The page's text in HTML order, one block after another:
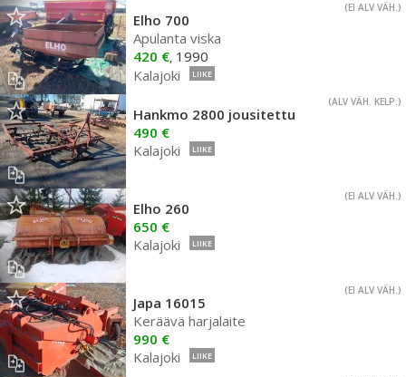
(EI ALV VÄH.)
Elho 700
Apulanta viska
420 €, 1990
Kalajoki
LIIKE
(ALV VÄH. KELP.)
Hankmo 2800 jousitettu
490 €
Kalajoki
LIIKE
(EI ALV VÄH.)
Elho 260
650 €
Kalajoki
LIIKE
(EI ALV VÄH.)
Japa 16015
Keräävä harjalaite
990 €
Kalajoki
LIIKE